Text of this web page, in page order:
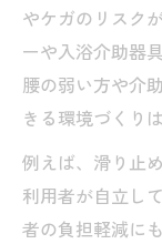
やケガのリスク
ーや入浴介助器
腰の弱い方や介
きる環境づくり
例えば、滑り止
利用者が自立し
者の負担軽減に